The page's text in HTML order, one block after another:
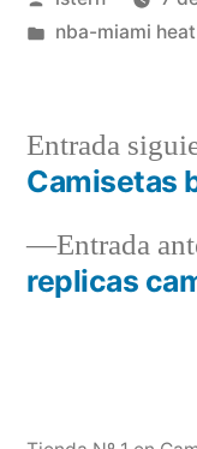
por
Publicado
nba-miami heat
de
entradas
Entrada
replicas
Entrada
Camisetas